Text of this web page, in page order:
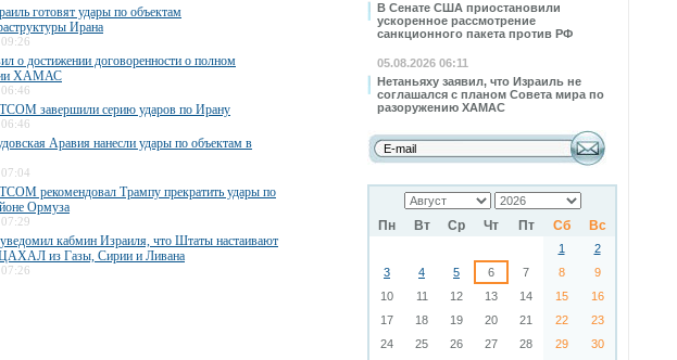
В Сенате США приостановили
ускоренное рассмотрение
санкционного пакета против РФ
05.08.2026 06:11
Нетаньяху заявил, что Израиль не
соглашался с планом Совета мира по
разоружению ХАМАС
Пн Вт Ср Чт Пт Сб Вс
1
2
3
4 5 6 7 8
9
10
11 12 13 14 15
16
17
18 19 20 21 22
23
24
25 26 27 28 29
30
готовят удары по объектам
Ирана
о достижении договоренности о полном
ХАМАС
завершили серию ударов по Ирану
Аравия нанесли удары по объектам в
рекомендовал Трампу прекратить удары по
Ормуза
кабмин Израиля, что Штаты настаивают
из Газы, Сирии и Ливана